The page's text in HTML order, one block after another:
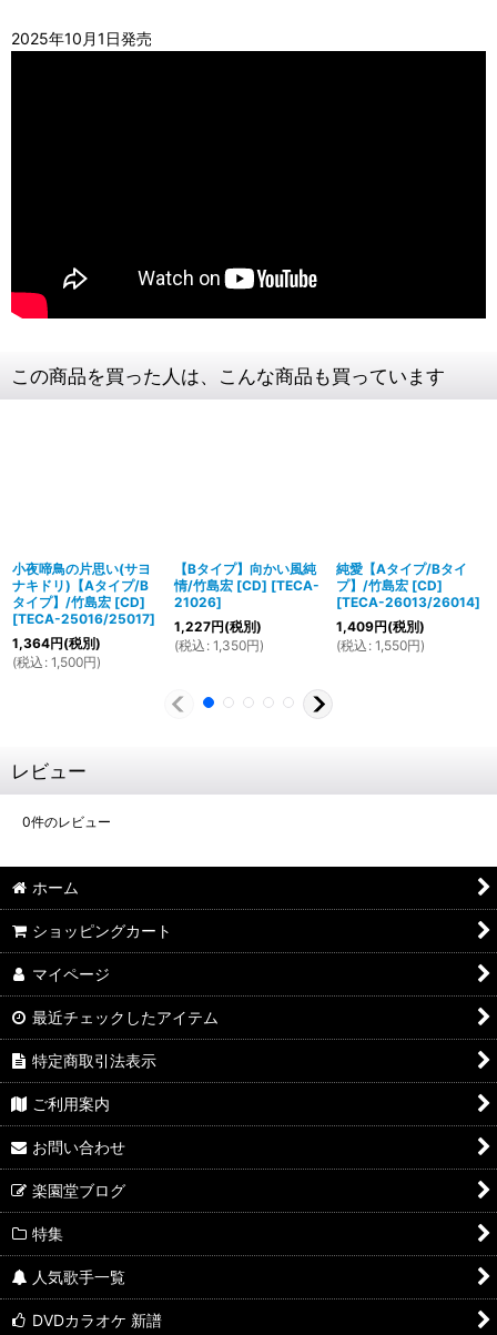
2025年10月1日発売
この商品を買った人は、こんな商品も買っています
小夜啼鳥の片思い(サヨ
ナキドリ)【Aタイプ/B
タイプ】/竹島宏 [CD]
[TECA-25016/25017]
1,364円(税別)
(税込 : 1,500円)
【Bタイプ】向かい風純
情/竹島宏 [CD] [TECA-
21026]
1,227円(税別)
(税込 : 1,350円)
純愛【Aタイプ/Bタイ
プ】/竹島宏 [CD]
[TECA-26013/26014]
1,409円(税別)
(税込 : 1,550円)
レビュー
0件のレビュー
ホーム
ショッピングカート
マイページ
最近チェックしたアイテム
特定商取引法表示
ご利用案内
お問い合わせ
楽園堂ブログ
特集
人気歌手一覧
DVDカラオケ 新譜